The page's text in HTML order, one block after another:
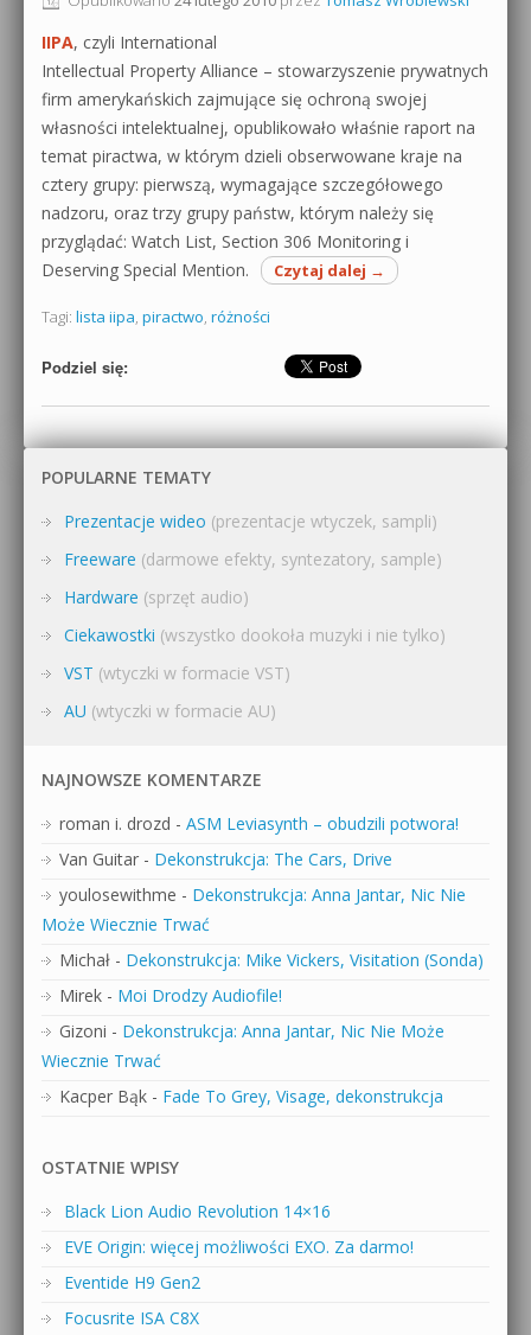
Produkcja muzyczna od podstaw
Sylenth1 od podstaw
Sound Forge od podstaw
Dubstep z syntezatorem Massive
Kontakt 5 Kompendium
Pakiety
0dB.pl - informacje
Newsletter
Materiały dla mediów
Archiwum aktualności
Polityka prywatności
Działanie sklepu internetowego
Wyszukiwanie
IIPA, czyli International
Intellectual Property Alliance – stowarzyszenie prywatnych
firm amerykańskich zajmujące się ochroną swojej
własności intelektualnej, opublikowało właśnie raport na
temat piractwa, w którym dzieli obserwowane kraje na
cztery grupy: pierwszą, wymagające szczegółowego
nadzoru, oraz trzy grupy państw, którym należy się
przyglądać: Watch List, Section 306 Monitoring i
Deserving Special Mention.
Czytaj dalej →
Tagi: lista iipa, piractwo, różności
Podziel się:
POPULARNE TEMATY
Prezentacje wideo (prezentacje wtyczek, sampli)
Freeware (darmowe efekty, syntezatory, sample)
Hardware (sprzęt audio)
Ciekawostki (wszystko dookoła muzyki i nie tylko)
VST (wtyczki w formacie VST)
AU (wtyczki w formacie AU)
NAJNOWSZE KOMENTARZE
roman i. drozd - ASM Leviasynth – obudzili potwora!
Van Guitar - Dekonstrukcja: The Cars, Drive
youlosewithme - Dekonstrukcja: Anna Jantar, Nic Nie
Może Wiecznie Trwać
Michał - Dekonstrukcja: Mike Vickers, Visitation (Sonda)
Mirek - Moi Drodzy Audiofile!
Gizoni - Dekonstrukcja: Anna Jantar, Nic Nie Może
Wiecznie Trwać
Kacper Bąk - Fade To Grey, Visage, dekonstrukcja
OSTATNIE WPISY
Black Lion Audio Revolution 14×16
EVE Origin: więcej możliwości EXO. Za darmo!
Eventide H9 Gen2
Focusrite ISA C8X